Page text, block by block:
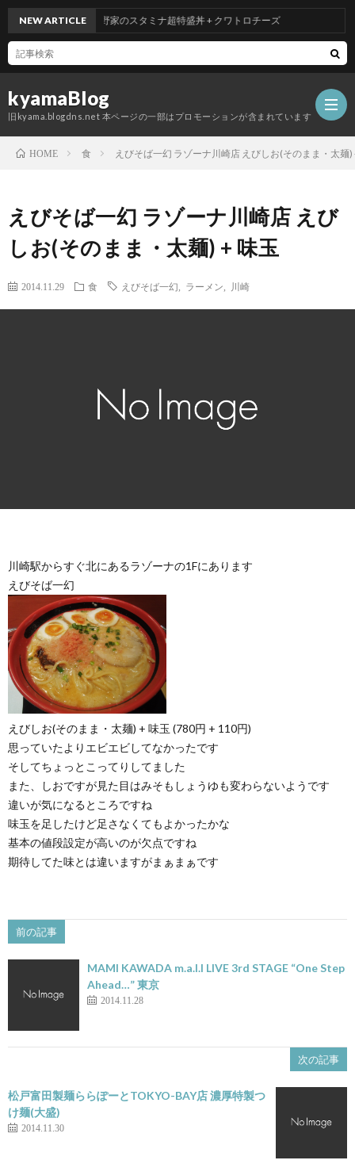
kyamaBlog
旧kyama.blogdns.net 本ページの一部はプロモーションが含まれています
NEW ARTICLE吉野家のスタミナ超特盛丼 + クワトロチーズ
HOME 食 えびそば一幻 ラゾーナ川崎店 えびしお(そのまま・太麺)
えびそば一幻 ラゾーナ川崎店 えび
しお(そのまま・太麺) + 味玉
2014.11.29 食 えびそば一幻 ラーメン 川崎
川崎駅からすぐ北にあるラゾーナの1Fにあります
えびそば一幻
えびしお(そのまま・太麺) + 味玉 (780円 + 110円)
思っていたよりエビエビしてなかったです
そしてちょっとこってりしてました
また、しおですが見た目はみそもしょうゆも変わらないようです
違いが気になるところですね
味玉を足したけど足さなくてもよかったかな
基本の値段設定が高いのが欠点ですね
期待してた味とは違いますがまぁまぁです
前の記事
MAMI KAWADA m.a.l.l LIVE 3rd STAGE “One Step
Ahead…” 東京
2014.11.28
次の記事
松戸富田製麺ららぽーとTOKYO-BAY店 濃厚特製つ
け麺(大盛)
2014.11.30